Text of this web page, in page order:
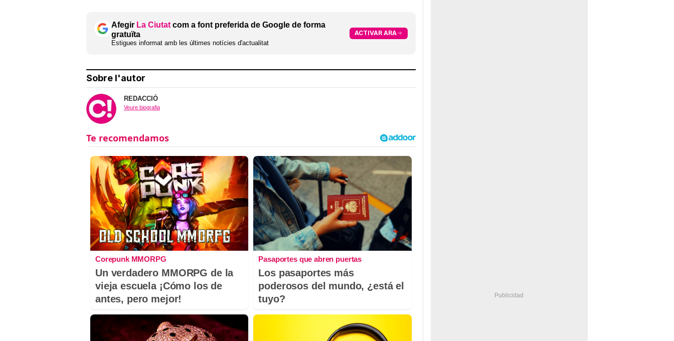
Afegir La Ciutat com a font preferida de Google de forma
gratuïta
Estigues informat amb les últimes notícies d'actualitat
ACTIVAR ARA
Sobre l'autor
REDACCIÓ
Veure biografia
Corepunk MMORPG
Un verdadero MMORPG de la
vieja escuela ¡Cómo los de
antes, pero mejor!
Pasaportes que abren puertas
Los pasaportes más
poderosos del mundo, ¿está el
tuyo?